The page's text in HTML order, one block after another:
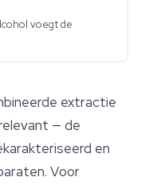
voegt de
extractie
— de
en
Voor